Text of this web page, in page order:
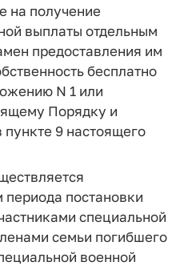
на получение
выплаты отдельным
предоставления им
бесплатно
N 1 или
Порядку и
9 настоящего
периода постановки
специальной
семьи погибшего
военной